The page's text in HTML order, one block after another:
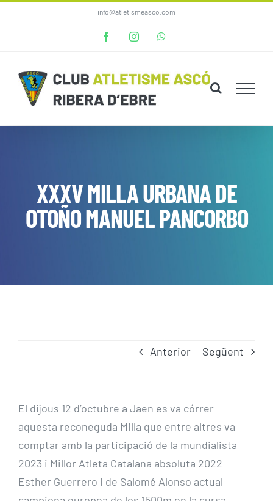
info@atletismeasco.com
FacebookInstagram
XXXV MILLA URBANA DE
OTOÑO MANUEL PANCORBO
Anterior Següent
El dijous 12 d’octubre a Jaen es va córrer
aquesta reconeguda Milla que entre altres va
comptar amb la participació de la mundialista
2023 i Millor Atleta Catalana absoluta 2022
Esther Guerrero i de Salomé Alonso actual